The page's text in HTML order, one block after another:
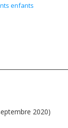
enfants
2020)